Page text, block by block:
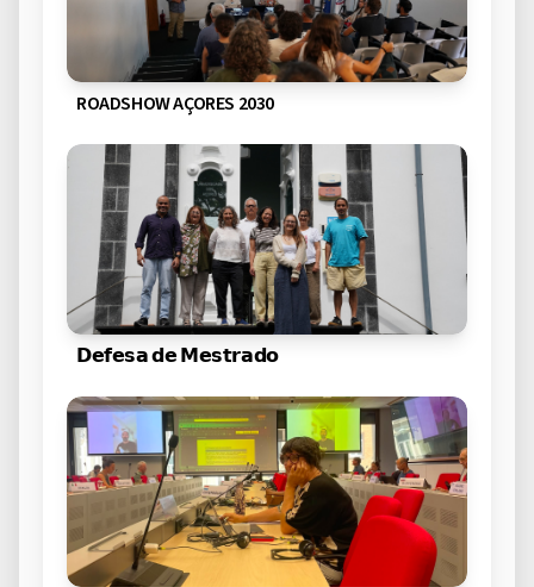
ROADSHOW AÇORES 2030
𝗗𝗲𝗳𝗲𝘀𝗮 𝗱𝗲 𝗠𝗲𝘀𝘁𝗿𝗮𝗱𝗼